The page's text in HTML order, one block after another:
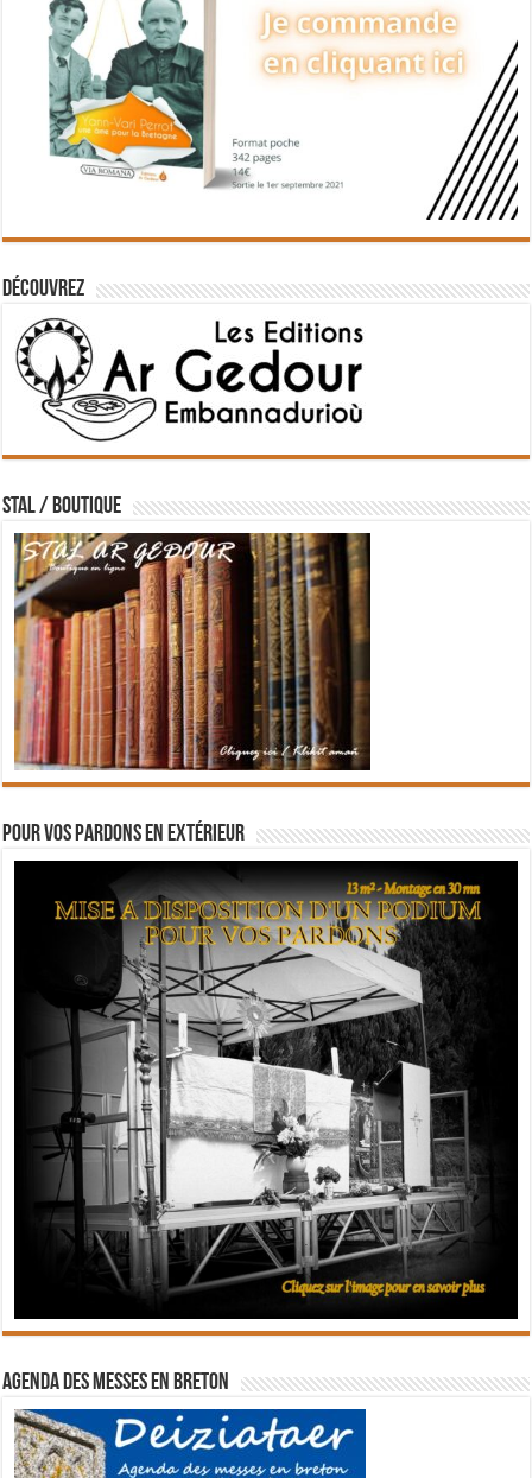
Découvrez
STAL / BOUTIQUE
Pour vos pardons en extérieur
Agenda des messes en breton